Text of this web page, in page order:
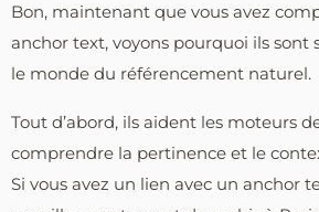
Bon, maintenant que vous avez
anchor text, voyons pourquoi ils sont
le monde du référencement naturel.
Tout d’abord, ils aident les moteurs
comprendre la pertinence et le
Si vous avez un lien avec un anchor